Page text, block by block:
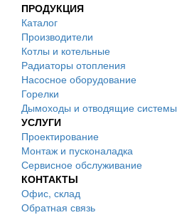
ПРОДУКЦИЯ
Каталог
Производители
Котлы и котельные
Радиаторы отопления
Насосное оборудование
Горелки
Дымоходы и отводящие системы
УСЛУГИ
Проектирование
Монтаж и пусконаладка
Сервисное обслуживание
КОНТАКТЫ
Офис, склад
Обратная связь